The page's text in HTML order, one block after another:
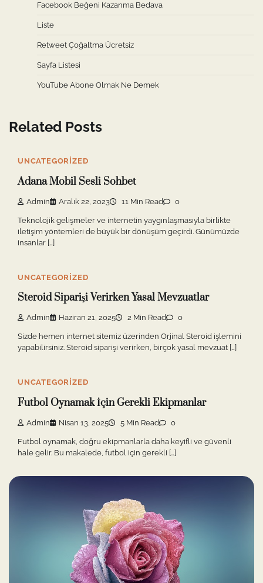
Facebook Beğeni Kazanma Bedava
Liste
Retweet Çoğaltma Ücretsiz
Sayfa Listesi
YouTube Abone Olmak Ne Demek
Related Posts
UNCATEGORIZED
Adana Mobil Sesli Sohbet
Admin Aralık 22, 2023 11 Min Read 0
Teknolojik gelişmeler ve internetin yaygınlaşmasıyla birlikte
iletişim yöntemleri de büyük bir dönüşüm geçirdi. Günümüzde
insanlar […]
UNCATEGORIZED
Steroid Siparişi Verirken Yasal Mevzuatlar
Admin Haziran 21, 2025 2 Min Read 0
Sizde hemen internet sitemiz üzerinden Orjinal Steroid işlemini
yapabilirsiniz. Steroid siparişi verirken, birçok yasal mevzuat […]
UNCATEGORIZED
Futbol Oynamak İçin Gerekli Ekipmanlar
Admin Nisan 13, 2025 5 Min Read 0
Futbol oynamak, doğru ekipmanlarla daha keyifli ve güvenli
hale gelir. Bu makalede, futbol için gerekli […]